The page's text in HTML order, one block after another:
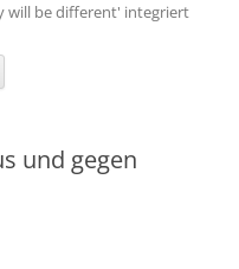
will be different' integriert
und gegen